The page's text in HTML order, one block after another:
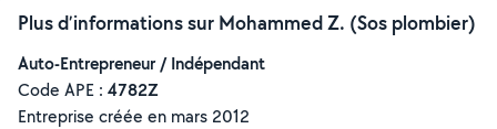
Plus d’informations sur Mohammed Z. (Sos plombier)
Auto-Entrepreneur / Indépendant
Code APE : 4782Z
Entreprise créée en mars 2012